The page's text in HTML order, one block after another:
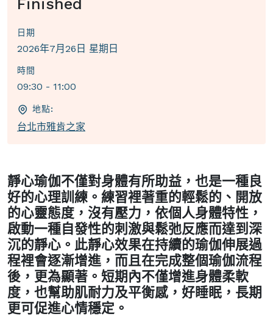
Finished
日期
2026年7月26日 星期日
時間
09:30 - 11:00
地點:
台北市雅肯之家
靜心瑜伽不僅對身體有所助益，也是一種良
好的心理訓練。練習裡著重的輕鬆的、開放
的心靈態度，沒有壓力，依個人身體特性，
啟動一種自發性的刺激與鬆弛反應而達到深
沉的靜心。此靜心效果在持續的瑜伽伸展過
程裡會逐漸增進，而且在完成整個瑜伽流程
後，更為顯著。短期內不僅增進身體柔軟
度，也幫助肌耐力及平衡感，好睡眠，長期
更可促進心情穩定。